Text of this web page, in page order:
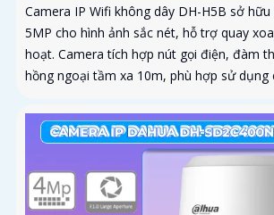
Camera IP Wifi không dây DH-H5B sở
5MP cho hình ảnh sắc nét, hỗ trợ quay
hoạt. Camera tích hợp nút gọi điện, đàm
hồng ngoại tầm xa 10m, phù hợp sử dụng